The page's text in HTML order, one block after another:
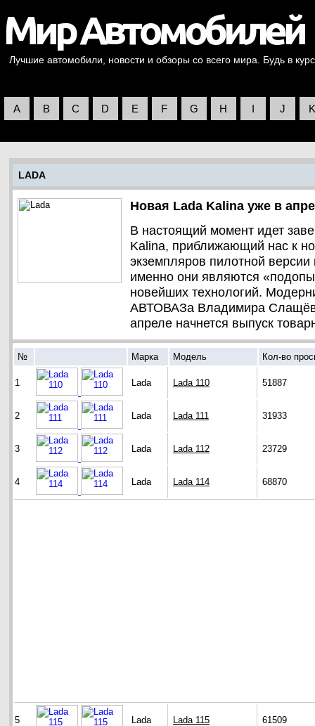
Лучшие автомобили, новости и обзоры со всего мира. Будь в
A B C D E F G H I J K
LADA
Новая Lada Kalina уже в
В настоящий момент идет
Kalina, приближающий нас к
экземпляров пилотной
именно они являются
новейших технологий.
АВТОВАЗа Владимира
апреле начнется выпуск
№ Марка Модель Кол-во
1 Lada Lada 110 51887
2 Lada Lada 111 31933
3 Lada Lada 112 23729
4 Lada Lada 114 68870
5 Lada Lada 115 61509